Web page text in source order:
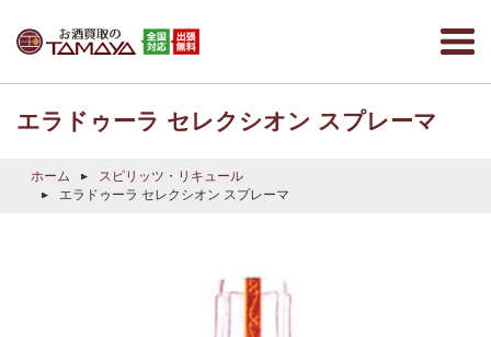
エラドゥーラ セレクシオン スプレーマ
ホーム
スピリッツ・リキュール
エラドゥーラ セレクシオン スプレーマ